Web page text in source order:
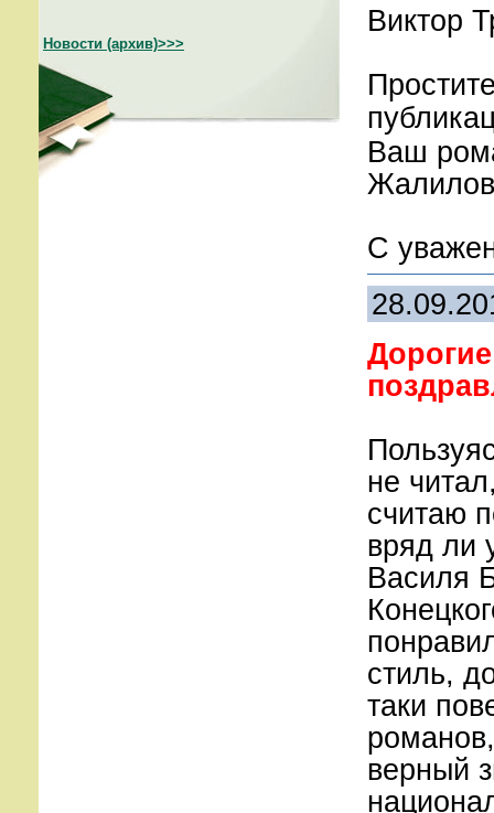
Новости (архив)>>>
Виктор
Ваш
С
не
считаю
вряд ли
Василя
стиль,
таки
верный